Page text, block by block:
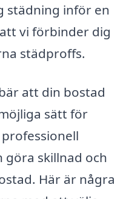
städning inför en
vi förbinder dig
städproffs.
att din bostad
sätt för
göra skillnad och
Här är några